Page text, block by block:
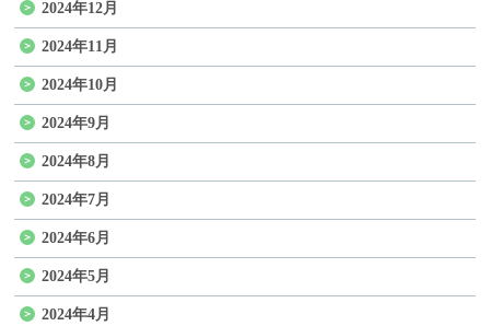
2024年12月
2024年11月
2024年10月
2024年9月
2024年8月
2024年7月
2024年6月
2024年5月
2024年4月